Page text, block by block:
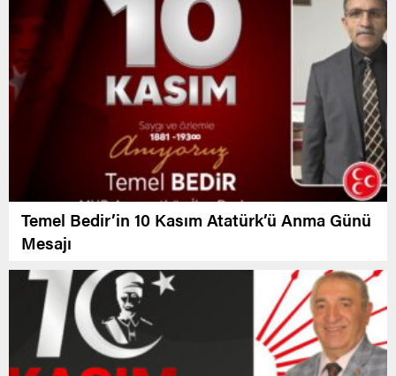
Temel Bedir’in 10 Kasım Atatürk’ü Anma Günü
Mesajı